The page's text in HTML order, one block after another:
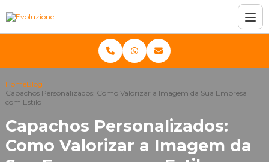
HomeBlog
Capachos Personalizados: Como Valorizar a Imagem da Sua Empresa
com Estilo
Capachos Personalizados:
Como Valorizar a Imagem da